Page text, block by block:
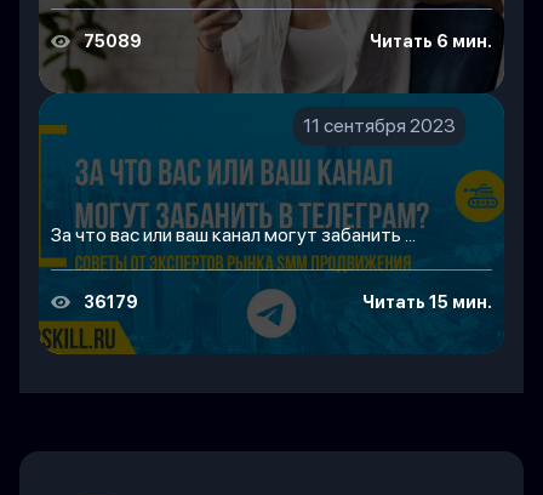
75089 Читать 6 мин.
11 сентября 2023
За что вас или ваш канал могут забанить ...
36179 Читать 15 мин.